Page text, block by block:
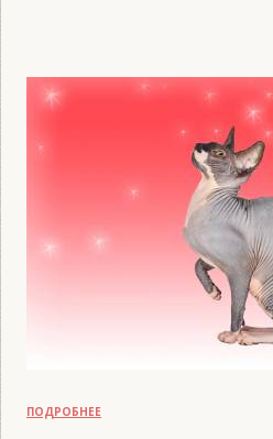
ПОДРОБНЕЕ